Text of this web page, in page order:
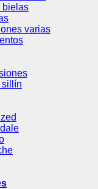
bielas
varias
sillín